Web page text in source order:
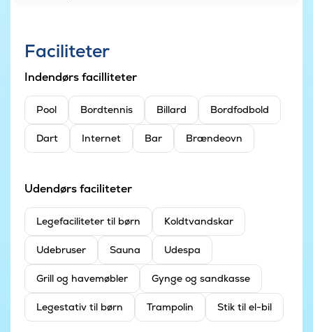
Faciliteter
Indendørs facilliteter
Pool Bordtennis Billard Bordfodbold
Dart Internet Bar Brændeovn
Udendørs faciliteter
Legefaciliteter til børn Koldtvandskar
Udebruser Sauna Udespa
Grill og havemøbler Gynge og sandkasse
Legestativ til børn Trampolin Stik til el-bil